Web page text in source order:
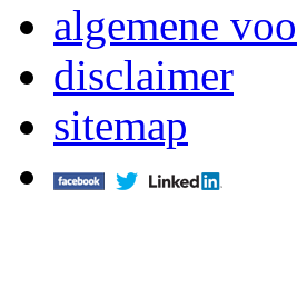
algemene
disclaimer
sitemap